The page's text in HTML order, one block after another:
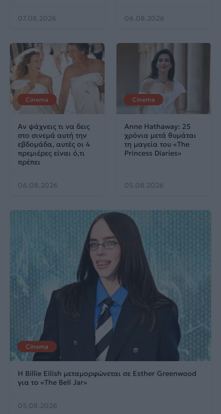
07.08.2026 06.08.2026
Cinema
Αν ψάχνεις τι να δεις
στο σινεμά αυτή την
εβδομάδα, αυτές οι 4
πρεμιέρες είναι ό,τι
πρέπει
06.08.2026
Cinema
Anne Hathaway: 25
χρόνια μετά θυμάται
τη μαγεία του «The
Princess Diaries»
05.08.2026
Cinema
Η Billie Eilish μεταμορφώνεται σε Esther Greenwood
για το «The Bell Jar»
05.08.2026